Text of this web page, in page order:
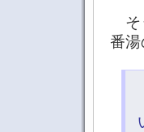
そ
番湯